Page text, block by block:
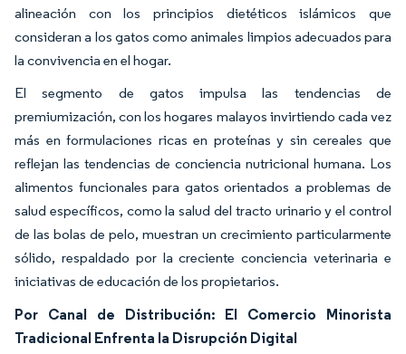
alineación con los principios dietéticos islámicos que
consideran a los gatos como animales limpios adecuados para
la convivencia en el hogar.
El segmento de gatos impulsa las tendencias de
premiumización, con los hogares malayos invirtiendo cada vez
más en formulaciones ricas en proteínas y sin cereales que
reflejan las tendencias de conciencia nutricional humana. Los
alimentos funcionales para gatos orientados a problemas de
salud específicos, como la salud del tracto urinario y el control
de las bolas de pelo, muestran un crecimiento particularmente
sólido, respaldado por la creciente conciencia veterinaria e
iniciativas de educación de los propietarios.
Por Canal de Distribución: El Comercio Minorista
Tradicional Enfrenta la Disrupción Digital